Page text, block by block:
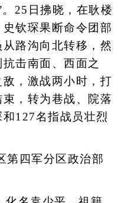
25日拂晓，在耿楼
钦琛果断命令团部
路沟向北转移，然
击南面、西面之
，激战两小时，打
，转为巷战、院落
127名指战员壮烈
四军分区政治部